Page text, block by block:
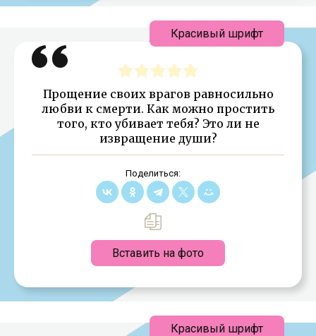
Прощение своих врагов равносильно
любви к смерти. Как можно простить
того, кто убивает тебя? Это ли не
извращение души?
Поделиться:
Вставить на фото
Красивый шрифт
Красивый шрифт